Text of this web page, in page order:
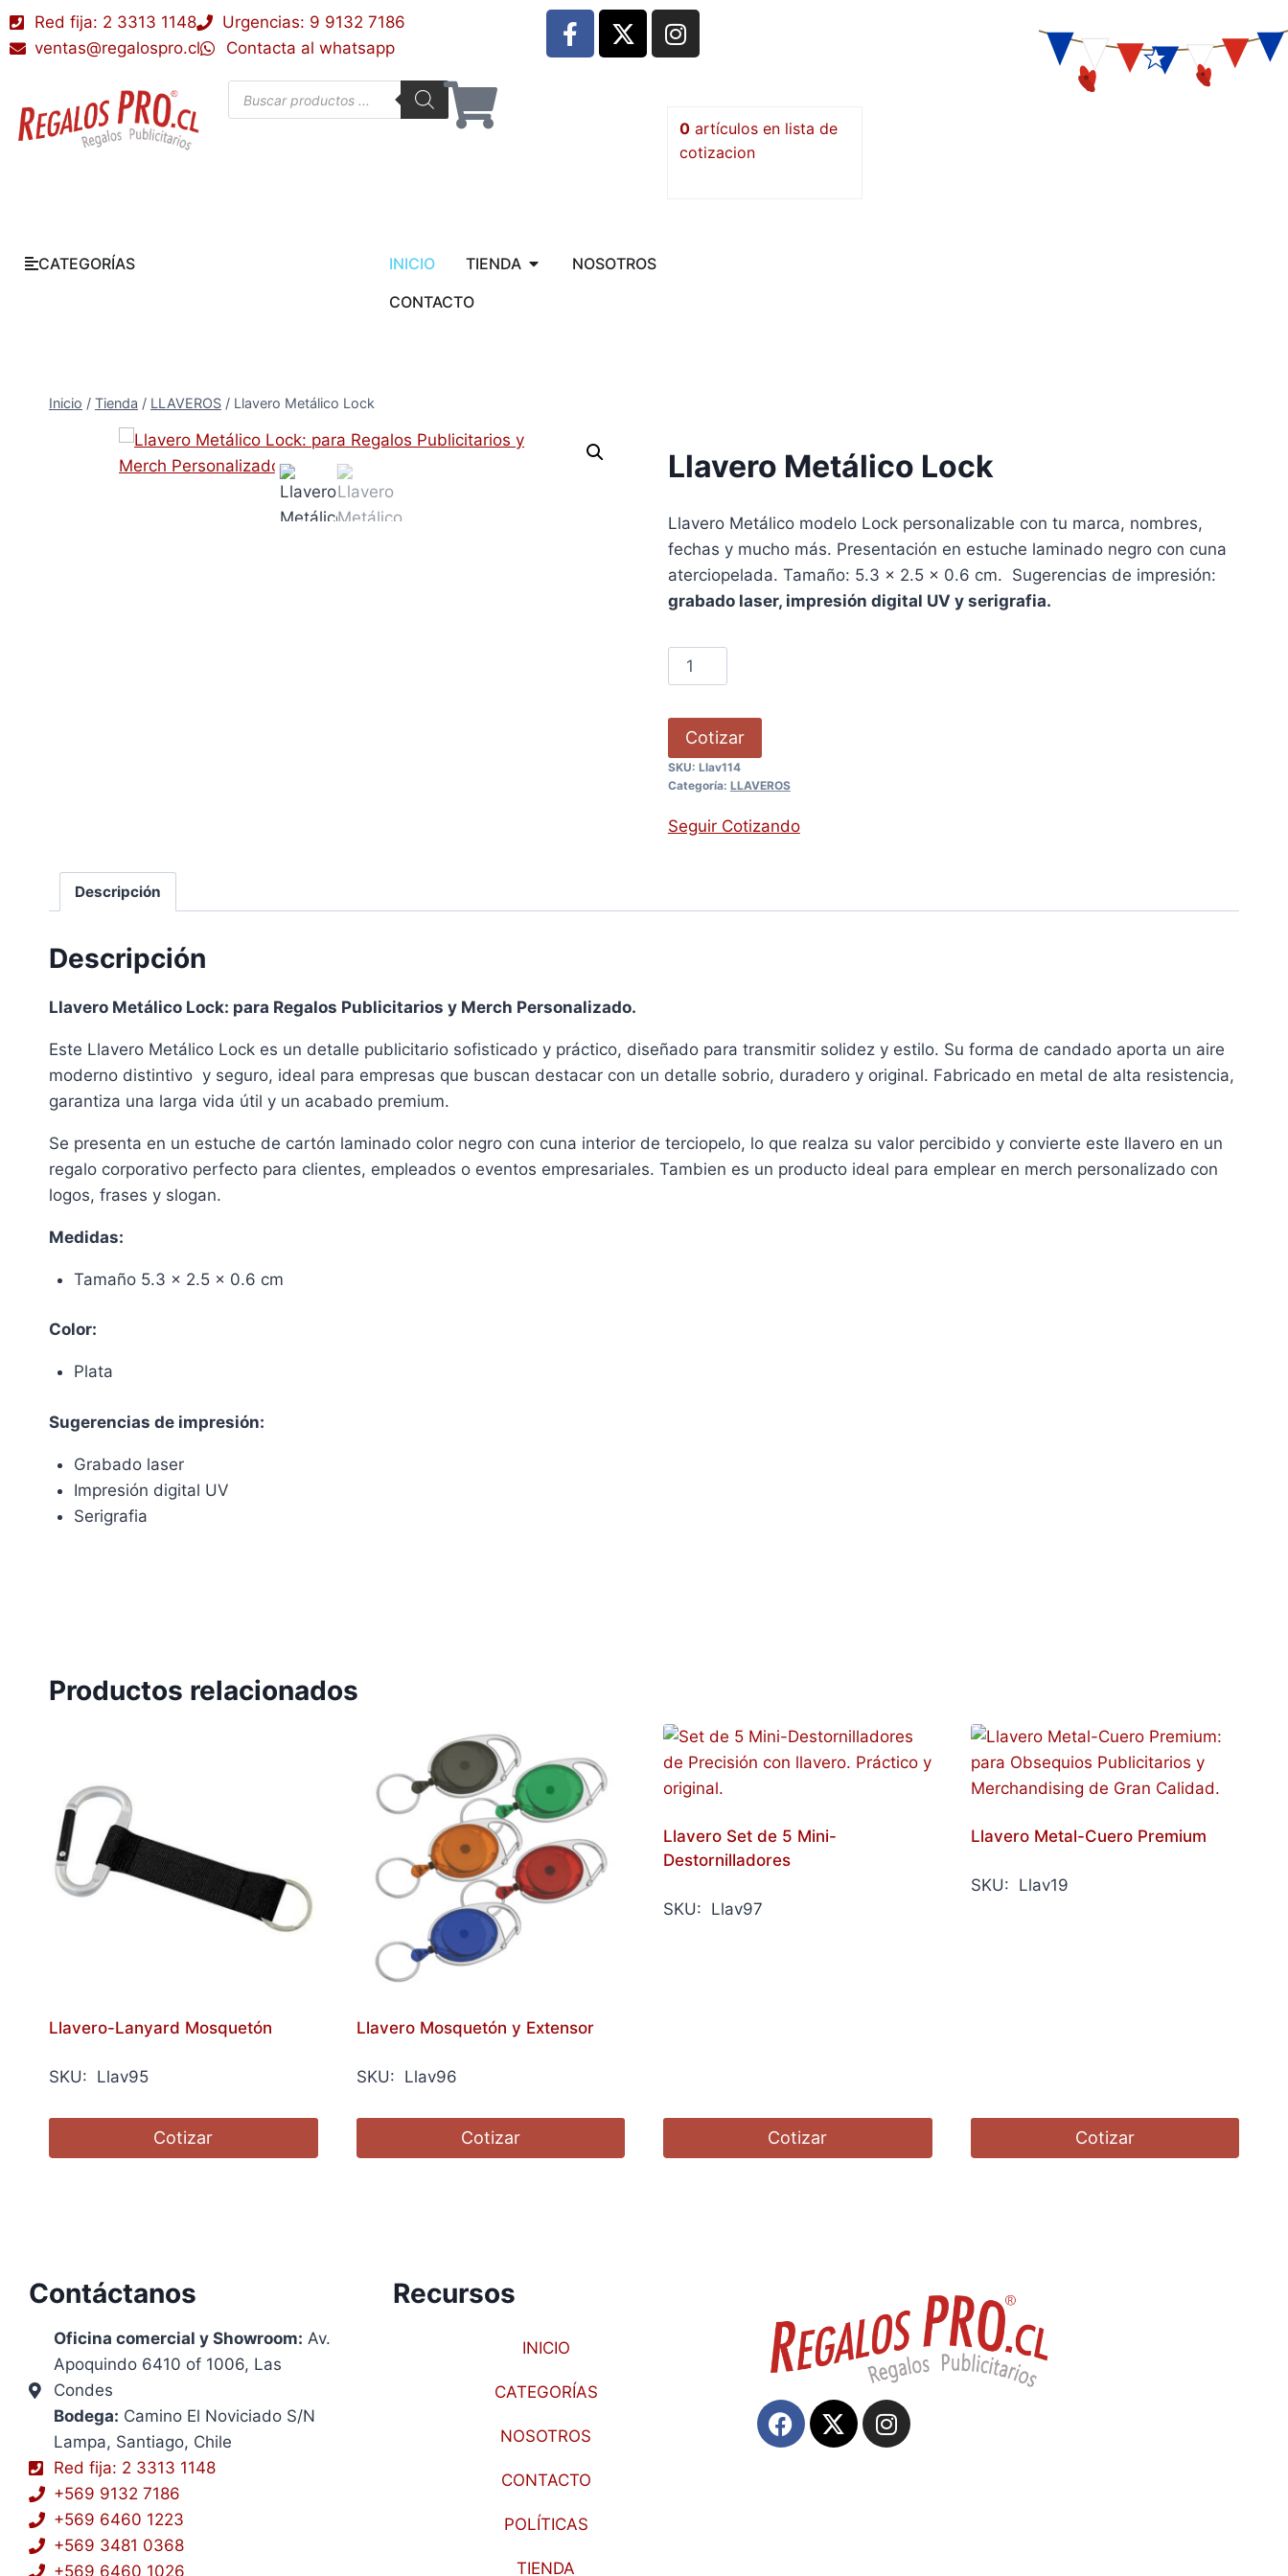
Red fija: 2 3313 1148
Urgencias: 9 9132 7186
ventas@regalospro.cl
Contacta al whatsapp
0 artículos
CATEGORÍAS INICIO TIENDA
NOSOTROS
CONTACTO
Inicio / Tienda / LLAVEROS / Llavero Metálico Lock
Llavero Metálico Lock
Llavero Metálico modelo Lock personalizable con tu marca, nombres,
fechas y mucho más. Presentación en estuche laminado negro con cuna
aterciopelada. Tamaño: 5.3 x 2.5 x 0.6 cm. Sugerencias de impresión:
grabado laser, impresión digital UV y serigrafia.
Cotizar
SKU: Llav114
Categoría: LLAVEROS
Seguir Cotizando
Descripción
Descripción
Llavero Metálico Lock: para Regalos Publicitarios y Merch Personalizado.
Este Llavero Metálico Lock es un detalle publicitario sofisticado y práctico, diseñado para transmitir solidez y estilo. Su forma de candado aporta un aire
moderno distintivo y seguro, ideal para empresas que buscan destacar con un detalle sobrio, duradero y original. Fabricado en metal de alta resistencia,
garantiza una larga vida útil y un acabado premium.
Se presenta en un estuche de cartón laminado color negro con cuna interior de terciopelo, lo que realza su valor percibido y convierte este llavero en un
regalo corporativo perfecto para clientes, empleados o eventos empresariales. Tambien es un producto ideal para emplear en merch personalizado con
logos, frases y slogan.
Medidas:
Tamaño 5.3 x 2.5 x 0.6 cm
Color:
Plata
Sugerencias de impresión:
Grabado laser
Impresión digital UV
Serigrafia
Productos relacionados
Llavero-Lanyard Mosquetón
SKU: Llav95
Cotizar
Llavero Mosquetón y Extensor
SKU: Llav96
Cotizar
Llavero Set de 5 Mini-
Destornilladores
SKU: Llav97
Cotizar
Llavero Metal-Cuero Premium
SKU: Llav19
Cotizar
Contáctanos
Oficina comercial y Showroom: Av.
Apoquindo 6410 of 1006, Las
Condes
Bodega: Camino El Noviciado S/N
Lampa, Santiago, Chile
Red fija: 2 3313 1148
+569 9132 7186
+569 6460 1223
+569 3481 0368
+569 6460 1026
Recursos
INICIO
CATEGORÍAS
NOSOTROS
CONTACTO
POLÍTICAS
TIENDA